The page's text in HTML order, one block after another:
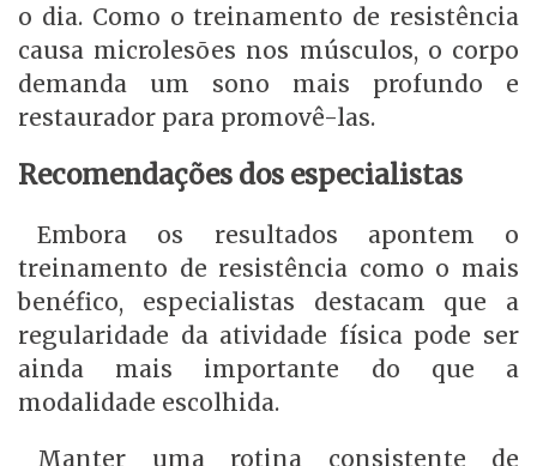
o dia. Como o treinamento de resistência
causa microlesões nos músculos, o corpo
demanda um sono mais profundo e
restaurador para promovê-las.
Recomendações dos especialistas
Embora os resultados apontem o
treinamento de resistência como o mais
benéfico, especialistas destacam que a
regularidade da atividade física pode ser
ainda mais importante do que a
modalidade escolhida.
Manter uma rotina consistente de